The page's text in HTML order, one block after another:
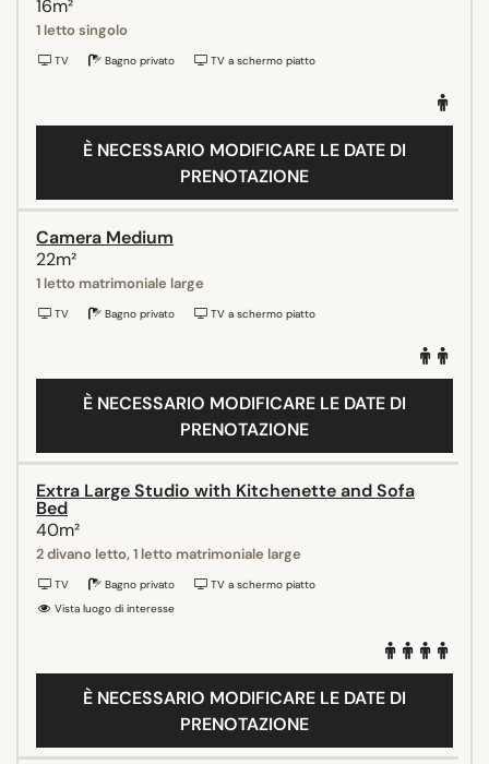
16m²
1 letto singolo
TV Bagno privato TV a schermo piatto
È NECESSARIO MODIFICARE LE DATE DI
PRENOTAZIONE
Camera Medium
22m²
1 letto matrimoniale large
TV Bagno privato TV a schermo piatto
È NECESSARIO MODIFICARE LE DATE DI
PRENOTAZIONE
Extra Large Studio with Kitchenette and Sofa
Bed
40m²
2 divano letto, 1 letto matrimoniale large
TV Bagno privato
TV a schermo piatto
Vista luogo di interesse
È NECESSARIO MODIFICARE LE DATE DI
PRENOTAZIONE